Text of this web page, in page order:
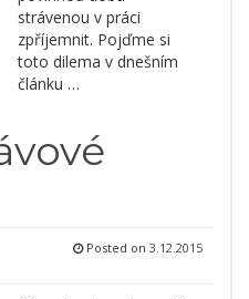
strávenou v práci
zpříjemnit. Pojďme si
toto dilema v dnešním
článku …
Posted on 3.12.2015